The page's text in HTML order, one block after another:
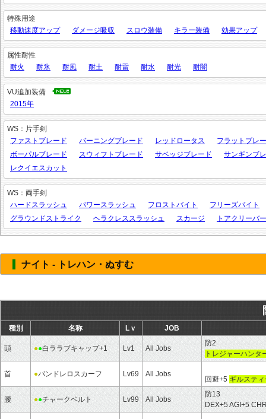
特殊用途
移動速度アップ
ダメージ吸収 スロウ装備 キラー装備 効果アップ
属性耐性
耐火
耐氷 耐風 耐土 耐雷 耐水 耐光 耐闇
VU追加装備
2015年
WS：片手剣
ファストブレード
バーニングブレード レッドロータス
フラットブレ
ボーパルブレード
スウィフトブレード サベッジブレード
サンギンブ
レクイエスカット
WS：両手剣
ハードスラッシュ
パワースラッシュ フロストバイト
フリーズバイト
グラウンドストライク
ヘラクレススラッシュ スカージ トアクリーバー
ナイト - トレハン・ぬすむ
種別 名称 Lｖ JOB
頭 ●●白ララブキャップ+1 Lv1 All Jobs
防2
トレジャーハンタ
首 ●バンドレロスカーフ Lv69 All Jobs
回避+5 ギルステ
腰 ●●チャークベルト Lv99 All Jobs
防13
DEX+5 AGI+5